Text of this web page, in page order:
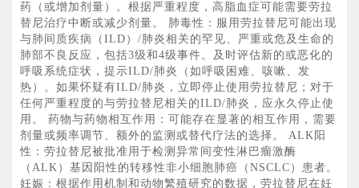
药（或增加剂量）。根据严重程度，高脂血症可能需要劳拉
替尼治疗中断或减少剂量。 肺毒性：服用劳拉替尼可能出现
与肺间质疾病（ILD）/肺炎相关的罕见、严重或危及生命的
肺部不良反应，包括3级和4级事件。及时评估新的或恶化的
呼吸系统症状，提示ILD/肺炎（如呼吸困难、咳嗽、发
热）。如果怀疑有ILD/肺炎，立即停止使用劳拉替尼；对于
任何严重程度的与劳拉替尼相关的ILD/肺炎，应永久停止使
用。 药物与药物相互作用：可能存在显著的相互作用，需要
剂量或频率调节、额外的监测或替代疗法的选择。 ALK阳
性：劳拉替尼被批准用于检测异常间变性淋巴瘤激酶
（ALK）基因阳性的转移性非小细胞肺癌（NSCLC）患者。
妊娠：根据作用机制和动物繁殖研究的数据，劳拉替尼在妊